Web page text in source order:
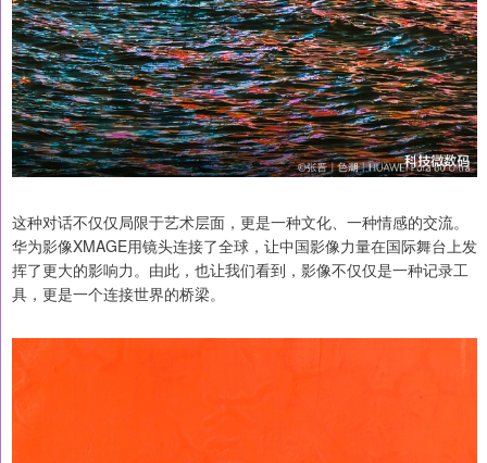
这种对话不仅仅局限于艺术层面，更是一种文化、一种情感的交流。
华为影像XMAGE用镜头连接了全球，让中国影像力量在国际舞台上发
挥了更大的影响力。由此，也让我们看到，影像不仅仅是一种记录工
具，更是一个连接世界的桥梁。